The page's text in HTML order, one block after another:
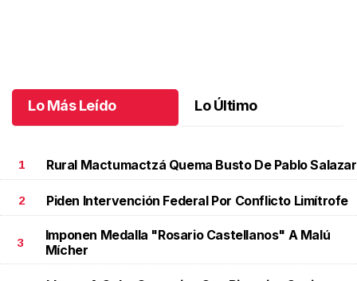
Lo Más Leído Lo Último
1 Rural Mactumactzá Quema Busto De Pablo Salazar
2 Piden Intervención Federal Por Conflicto Limítrofe
3
Imponen Medalla "Rosario Castellanos" A Malú
Mícher